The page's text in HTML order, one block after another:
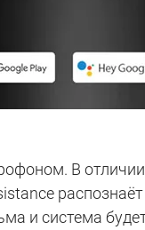
В
и система